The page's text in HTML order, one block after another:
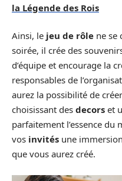
la Légende des Rois
Ainsi, le jeu de rôle ne se
soirée, il crée des
d’équipe et encourage la
responsables de
aurez la possibilité de
choisissant des decors et
parfaitement l’essence du
vos invités une
que vous aurez créé.